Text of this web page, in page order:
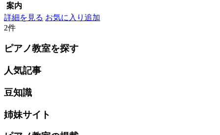
案内
詳細を見る お気に入り追加
2件
ピアノ教室を探す
人気記事
豆知識
姉妹サイト